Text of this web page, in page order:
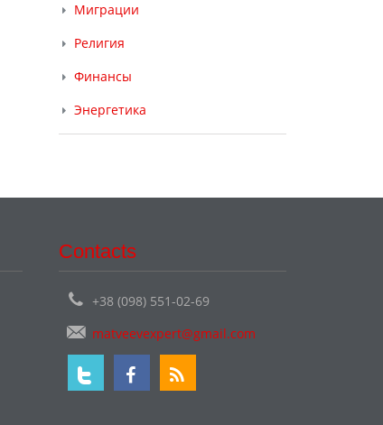
Миграции
Религия
Финансы
Энергетика
Contacts
+38 (098) 551-02-69
matveevexpert@gmail.com